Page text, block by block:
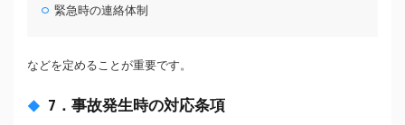
緊急時の連絡体制
などを定めることが重要です。
7．事故発生時の対応条項